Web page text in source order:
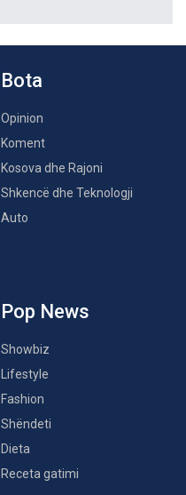
Bota
Opinion
Koment
Kosova dhe Rajoni
Shkencë dhe Teknologji
Auto
Pop News
Showbiz
Lifestyle
Fashion
Shëndeti
Dieta
Receta gatimi